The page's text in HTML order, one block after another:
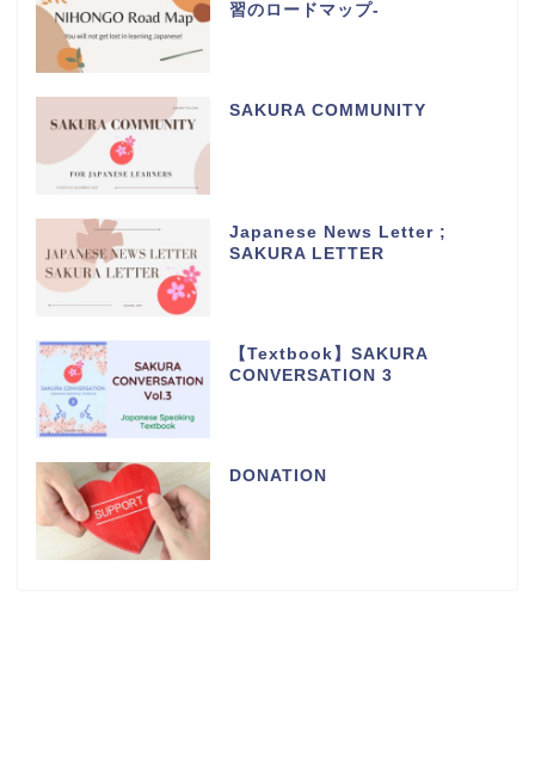
習のロードマップ-
SAKURA COMMUNITY
Japanese News Letter ;
SAKURA LETTER
【Textbook】SAKURA
CONVERSATION 3
DONATION